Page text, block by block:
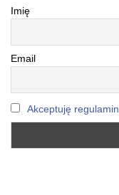
Imię
Email
Akceptuję regulamin